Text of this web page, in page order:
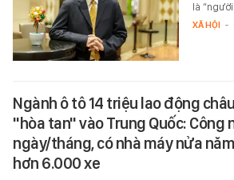
là
XÃ HỘI -
Ngành ô tô 14 triệu lao động
"hòa tan" vào Trung Quốc: Công
ngày/tháng, có nhà máy nửa
hơn 6.000 xe